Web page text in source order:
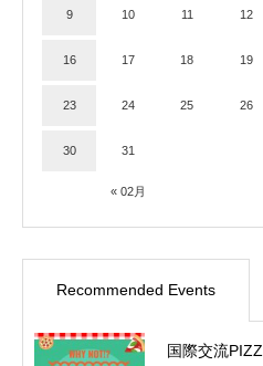
« 02月
9 10 11 12
16 17 18 19
23 24 25 26
30 31
Recommended Events
国際交流